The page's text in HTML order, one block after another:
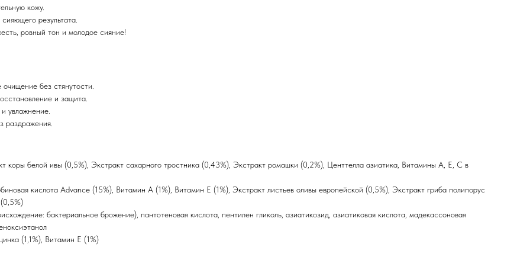
кожу.
результата.
ровный тон и молодое сияние!
без стянутости.
и защита.
увлажнение.
раздражения.
коры белой ивы (0,5%), Экстракт сахарного тростника (0,43%), Экстракт ромашки (0,2%), Центтелла азиатика, Витамины A, E, C в
кислота Advance (15%), Витамин А (1%), Витамин E (1%), Экстракт листьев оливы европейской (0,5%), Экстракт гриба полипорус
бактериальное брожение), пантотеновая кислота, пентилен гликоль, азиатикозид, азиатиковая кислота, мадекассоновая
(1,1%), Витамин Е (1%)